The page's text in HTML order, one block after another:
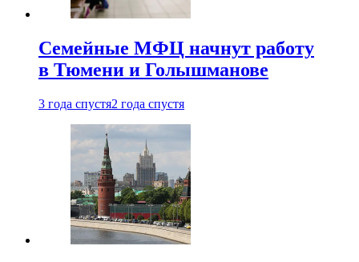
Семейные МФЦ начнут работу
в Тюмени и Голышманове
3 года спустя2 года спустя